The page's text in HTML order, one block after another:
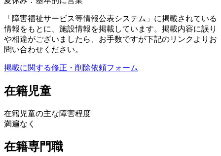
「障害福祉サービス等情報公表システム」に掲載されている
情報をもとに、施設情報を掲載しています。掲載内容に誤り
や相違がございましたら、お手数ですが下記のリンクよりお
問い合わせください。
掲載に関する修正・削除依頼フォーム
在籍児童
在籍児童の主な障害程度
満遍なく
在籍専門職